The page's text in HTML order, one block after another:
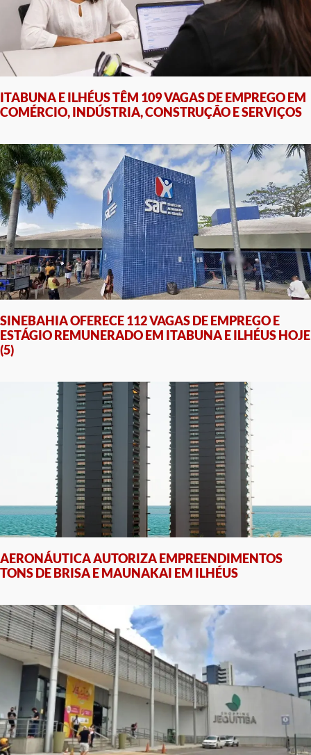
ITABUNA E ILHÉUS TÊM 109 VAGAS DE EMPREGO EM
COMÉRCIO, INDÚSTRIA, CONSTRUÇÃO E SERVIÇOS
SINEBAHIA OFERECE 112 VAGAS DE EMPREGO E
ESTÁGIO REMUNERADO EM ITABUNA E ILHÉUS HOJE
(5)
AERONÁUTICA AUTORIZA EMPREENDIMENTOS
TONS DE BRISA E MAUNAKAI EM ILHÉUS